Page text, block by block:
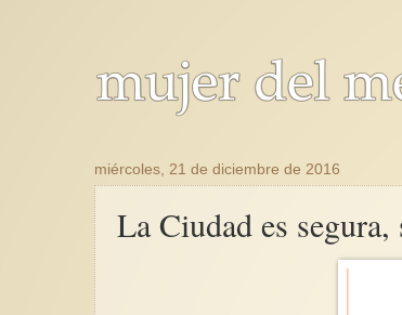
miércoles, 21 de diciembre de 2016
La Ciudad es